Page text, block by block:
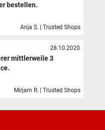
bestellen.
Anja S. | Trusted Shops
28.10.2020
mittlerweile 3
Mirjam R. | Trusted Shops